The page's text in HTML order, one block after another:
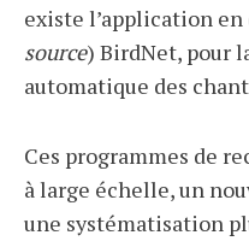
existe l’application
source) BirdNet, pour
automatique des
Ces programmes de
à large échelle, un
une systématisation